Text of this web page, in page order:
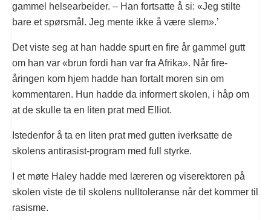
gammel helsearbeider. – Han fortsatte å si: «Jeg stilte
bare et spørsmål. Jeg mente ikke å være slem».’
Det viste seg at han hadde spurt en fire år gammel gutt
om han var «brun fordi han var fra Afrika». Når fire-
åringen kom hjem hadde han fortalt moren sin om
kommentaren. Hun hadde da informert skolen, i håp om
at de skulle ta en liten prat med Elliot.
Istedenfor å ta en liten prat med gutten iverksatte de
skolens antirasist-program med full styrke.
I et møte Haley hadde med læreren og viserektoren på
skolen viste de til skolens nulltoleranse når det kommer til
rasisme.